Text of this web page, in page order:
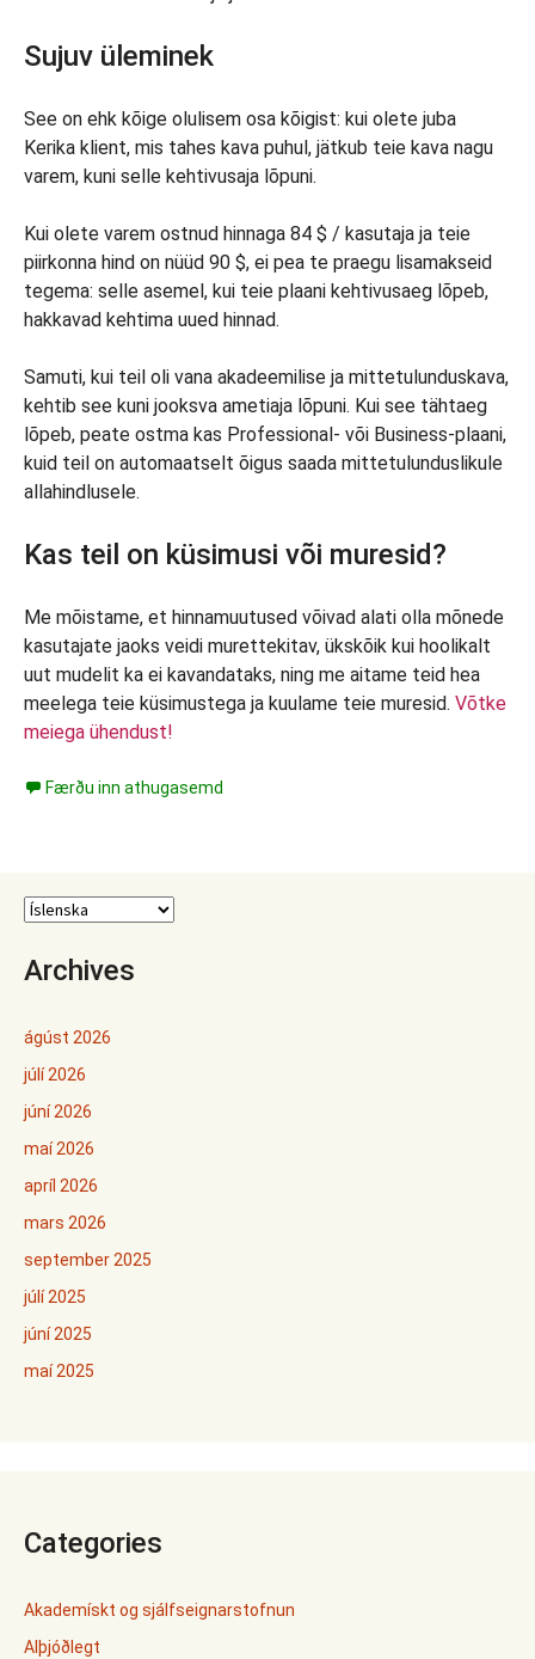
Sujuv üleminek
See on ehk kõige olulisem osa kõigist: kui olete juba
Kerika klient, mis tahes kava puhul, jätkub teie kava nagu
varem, kuni selle kehtivusaja lõpuni.
Kui olete varem ostnud hinnaga 84 $ / kasutaja ja teie
piirkonna hind on nüüd 90 $, ei pea te praegu lisamakseid
tegema: selle asemel, kui teie plaani kehtivusaeg lõpeb,
hakkavad kehtima uued hinnad.
Samuti, kui teil oli vana akadeemilise ja mittetulunduskava,
kehtib see kuni jooksva ametiaja lõpuni. Kui see tähtaeg
lõpeb, peate ostma kas Professional- või Business-plaani,
kuid teil on automaatselt õigus saada mittetulunduslikule
allahindlusele.
Kas teil on küsimusi või muresid?
Me mõistame, et hinnamuutused võivad alati olla mõnede
kasutajate jaoks veidi murettekitav, ükskõik kui hoolikalt
uut mudelit ka ei kavandataks, ning me aitame teid hea
meelega teie küsimustega ja kuulame teie muresid. Võtke
meiega ühendust!
Færðu inn athugasemd
Archives
ágúst 2026
júlí 2026
júní 2026
maí 2026
apríl 2026
mars 2026
september 2025
júlí 2025
júní 2025
maí 2025
Categories
Akademískt og sjálfseignarstofnun
Alþjóðlegt